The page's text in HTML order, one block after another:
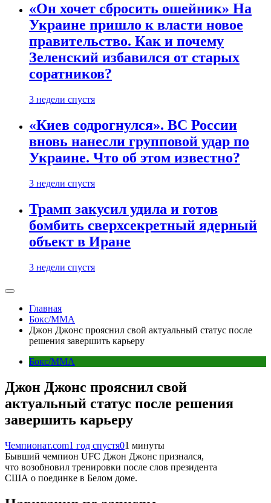
«Он хочет сбросить ошейник» На
Украине пришло к власти новое
правительство. Как и почему
Зеленский избавился от старых
соратников?
3 недели спустя
«Киев содрогнулся». ВС России
вновь нанесли групповой удар по
Украине. Что об этом известно?
3 недели спустя
Трамп закусил удила и готов
бомбить сверхсекретный ядерный
объект в Иране
3 недели спустя
Главная
Бокс/MMA
Джон Джонс прояснил свой актуальный статус после
решения завершить карьеру
Бокс/MMA
Джон Джонс прояснил свой
актуальный статус после решения
завершить карьеру
Чемпионат.com1 год спустя01 минуты
Бывший чемпион UFC Джон Джонс признался,
что возобновил тренировки после слов президента
США о поединке в Белом доме.